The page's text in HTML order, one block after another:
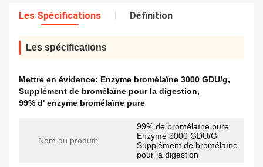
Les Spécifications Définition
Les spécifications
Mettre en évidence: Enzyme bromélaïne 3000 GDU/g,
Supplément de bromélaïne pour la digestion,
99% d' enzyme bromélaïne pure
Nom du produit:
99% de bromélaïne pure
Enzyme 3000 GDU/G
Supplément de bromélaïne
pour la digestion